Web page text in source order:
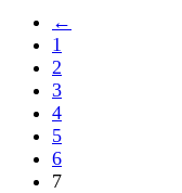
←
1
2
3
4
5
6
7